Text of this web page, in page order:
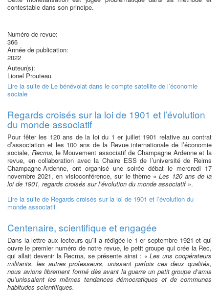
contestable dans son principe.
Numéro de revue:
366
Année de publication:
2022
Auteur(s):
Lionel Prouteau
Lire la suite de Le bénévolat dans le compte satellite de l’économie
sociale
Regards croisés sur la loi de 1901 et l’évolution
du monde associatif
Pour fêter les 120 ans de la loi du 1 er juillet 1901 relative au contrat
d’association et les 100 ans de la Revue internationale de l’économie
sociale, Recma, le Mouvement associatif de Champagne Ardenne et la
revue, en collaboration avec la Chaire ESS de l’université de Reims
Champagne-Ardenne, ont organisé une soirée débat le mercredi 17
novembre 2021, en visioconférence, sur le thème «Les 120 ans de la
loi de 1901, regards croisés sur l’évolution du monde associatif ».
Lire la suite de Regards croisés sur la loi de 1901 et l’évolution du
monde associatif
Centenaire, scientifique et engagée
Dans la lettre aux lecteurs qu’il a rédigée le 1 er septembre 1921 et qui
ouvre le premier numéro de notre revue, le petit groupe qui crée la Rec,
qui allait devenir la Recma, se présente ainsi : «Les uns coopérateurs
militants, les autres professeurs, unissant parfois ces deux qualités,
nous avions librement formé dès avant la guerre un petit groupe d’amis
qu’unissaient les mêmes tendances démocratiques et de communes
habitudes scientifiques.